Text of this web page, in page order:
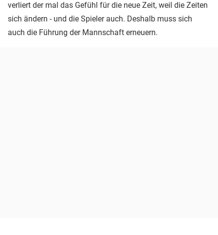
verliert der mal das Gefühl für die neue Zeit, weil die Zeiten
sich ändern - und die Spieler auch. Deshalb muss sich
auch die Führung der Mannschaft erneuern.